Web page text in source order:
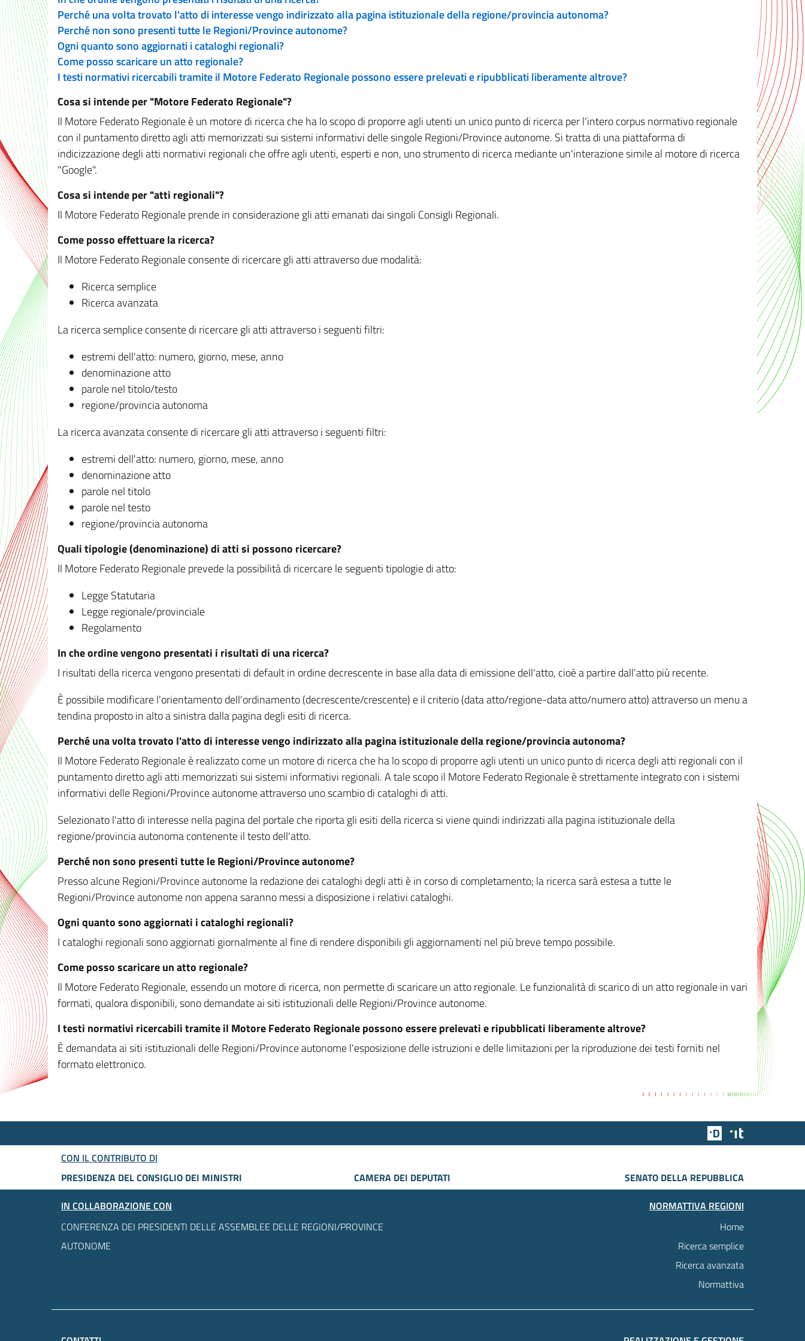
Perché una volta trovato l'atto di interesse vengo indirizzato alla pagina istituzionale della regione/provincia autonoma?
Perché non sono presenti tutte le Regioni/Province autonome?
Ogni quanto sono aggiornati i cataloghi regionali?
Come posso scaricare un atto regionale?
I testi normativi ricercabili tramite il Motore Federato Regionale possono essere prelevati e ripubblicati liberamente altrove?
Cosa si intende per "Motore Federato Regionale"?
Il Motore Federato Regionale è un motore di ricerca che ha lo scopo di proporre agli utenti un unico punto di ricerca per l'intero corpus normativo regionale
con il puntamento diretto agli atti memorizzati sui sistemi informativi delle singole Regioni/Province autonome. Si tratta di una piattaforma di
indicizzazione degli atti normativi regionali che offre agli utenti, esperti e non, uno strumento di ricerca mediante un'interazione simile al motore di ricerca
"Google".
Cosa si intende per "atti regionali"?
Il Motore Federato Regionale prende in considerazione gli atti emanati dai singoli Consigli Regionali.
Come posso effettuare la ricerca?
Il Motore Federato Regionale consente di ricercare gli atti attraverso due modalità:
Ricerca semplice
Ricerca avanzata
La ricerca semplice consente di ricercare gli atti attraverso i seguenti filtri:
estremi dell'atto: numero, giorno, mese, anno
denominazione atto
parole nel titolo/testo
regione/provincia autonoma
La ricerca avanzata consente di ricercare gli atti attraverso i seguenti filtri:
estremi dell'atto: numero, giorno, mese, anno
denominazione atto
parole nel titolo
parole nel testo
regione/provincia autonoma
Quali tipologie (denominazione) di atti si possono ricercare?
Il Motore Federato Regionale prevede la possibilità di ricercare le seguenti tipologie di atto:
Legge Statutaria
Legge regionale/provinciale
Regolamento
In che ordine vengono presentati i risultati di una ricerca?
I risultati della ricerca vengono presentati di default in ordine decrescente in base alla data di emissione dell'atto, cioè a partire dall'atto più recente.
È possibile modificare l'orientamento dell'ordinamento (decrescente/crescente) e il criterio (data atto/regione-data atto/numero atto) attraverso un menu a
tendina proposto in alto a sinistra dalla pagina degli esiti di ricerca.
Perché una volta trovato l'atto di interesse vengo indirizzato alla pagina istituzionale della regione/provincia autonoma?
Il Motore Federato Regionale è realizzato come un motore di ricerca che ha lo scopo di proporre agli utenti un unico punto di ricerca degli atti regionali con il
puntamento diretto agli atti memorizzati sui sistemi informativi regionali. A tale scopo il Motore Federato Regionale è strettamente integrato con i sistemi
informativi delle Regioni/Province autonome attraverso uno scambio di cataloghi di atti.
Selezionato l'atto di interesse nella pagina del portale che riporta gli esiti della ricerca si viene quindi indirizzati alla pagina istituzionale della
regione/provincia autonoma contenente il testo dell'atto.
Perché non sono presenti tutte le Regioni/Province autonome?
Presso alcune Regioni/Province autonome la redazione dei cataloghi degli atti è in corso di completamento; la ricerca sarà estesa a tutte le
Regioni/Province autonome non appena saranno messi a disposizione i relativi cataloghi.
Ogni quanto sono aggiornati i cataloghi regionali?
I cataloghi regionali sono aggiornati giornalmente al fine di rendere disponibili gli aggiornamenti nel più breve tempo possibile.
Come posso scaricare un atto regionale?
Il Motore Federato Regionale, essendo un motore di ricerca, non permette di scaricare un atto regionale. Le funzionalità di scarico di un atto regionale in vari
formati, qualora disponibili, sono demandate ai siti istituzionali delle Regioni/Province autonome.
I testi normativi ricercabili tramite il Motore Federato Regionale possono essere prelevati e ripubblicati liberamente altrove?
È demandata ai siti istituzionali delle Regioni/Province autonome l'esposizione delle istruzioni e delle limitazioni per la riproduzione dei testi forniti nel
formato elettronico.
Team Digitale
CON IL CONTRIBUTO DI
PRESIDENZA DEL CONSIGLIO DEI MINISTRI
CAMERA DEI DEPUTATI
SENATO DELLA REPUBBLICA
IN COLLABORAZIONE CON
CONFERENZA DEI PRESIDENTI DELLE ASSEMBLEE DELLE REGIONI/PROVINCE
AUTONOME
NORMATTIVA REGIONI
Home
Ricerca semplice
Ricerca avanzata
Normattiva